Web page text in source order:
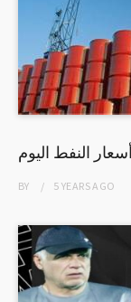
أسعار النفط اليوم
BY 5 YEARSAGO